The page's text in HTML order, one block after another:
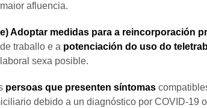
maior afluencia.
e) Adoptar medidas para a reincorporación
de traballo e a potenciación do uso do
laboral sexa posible.
persoas que presenten síntomas
debido a un diagnóstico por COVID-19